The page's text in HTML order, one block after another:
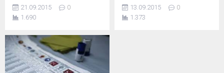
katılma yeterliliği bulunan 27
partiden 18’i aday listesini
sunarken 9’u teslim etmedi.
Böylelikle daha önce 20.
sırada bulunan AK Parti 15.,
21.09.2015
0
1.690
partilerin, 1 Kasım’da
yapılacak milletvekili genel
13.09.2015
0
1.373